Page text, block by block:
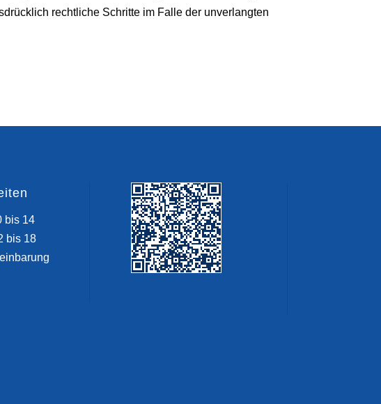
rechtliche Schritte im Falle der unverlangten
bis 14
bis 18